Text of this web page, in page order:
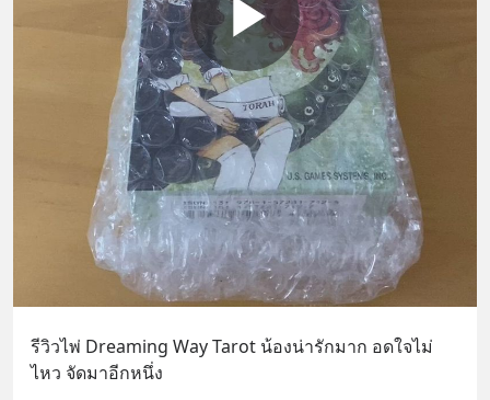
รีวิวไพ่ Dreaming Way Tarot น้องน่ารักมาก อดใจไม่
ไหว จัดมาอีกหนึ่ง